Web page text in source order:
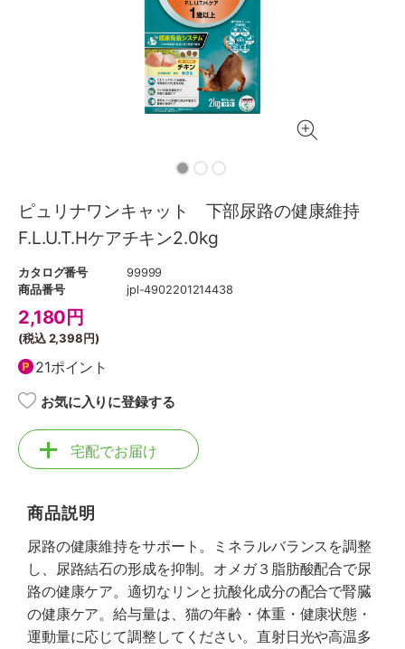
ピュリナワンキャット 下部尿路の健康維持
F.L.U.T.Hケアチキン2.0kg
カタログ番号
99999
商品番号
jpl-4902201214438
2,180 円
(税込2,398円)
21ポイント
お気に入りに登録する
宅配でお届け
商品説明
尿路の健康維持をサポート。ミネラルバランスを調整
し、尿路結石の形成を抑制。オメガ３脂肪酸配合で尿
路の健康ケア。適切なリンと抗酸化成分の配合で腎臓
の健康ケア。給与量は、猫の年齢・体重・健康状態・
運動量に応じて調整してください。直射日光や高温多